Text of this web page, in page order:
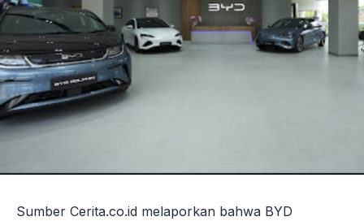
Sumber Cerita.co.id melaporkan bahwa BYD